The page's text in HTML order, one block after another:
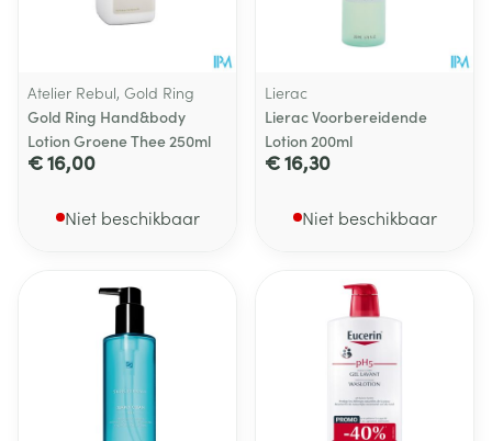
Atelier Rebul, Gold Ring
Gold Ring Hand&body
Lotion Groene Thee 250ml
€ 16,00
Niet beschikbaar
Lierac
Lierac Voorbereidende
Lotion 200ml
€ 16,30
Niet beschikbaar